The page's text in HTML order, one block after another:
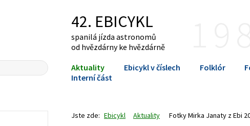
42. EBICYKL
spanilá jízda astronomů
od hvězdárny ke hvězdárně
Aktuality Ebicykl v číslech Folklór
Interní část
Jste zde: Ebicykl Aktuality Fotky Mirka Janaty z Ebi